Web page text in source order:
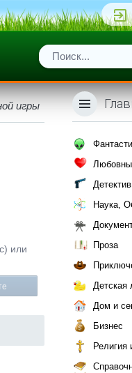
игры
или
Наука,
Проза
Детская
Дом и
Бизнес
Религия